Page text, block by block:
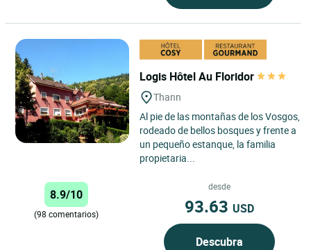
Logis Hôtel Au Floridor
Thann
Al pie de las montañas de los Vosgos,
rodeado de bellos bosques y frente a
un pequeño estanque, la familia
propietaria...
8.9/10
(98 comentarios)
desde
93.63 USD
Descubra